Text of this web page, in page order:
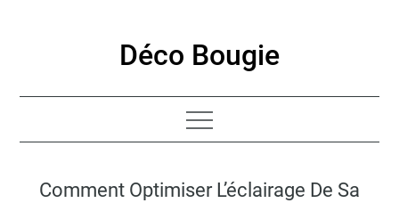
Déco Bougie
Comment Optimiser L’éclairage De Sa